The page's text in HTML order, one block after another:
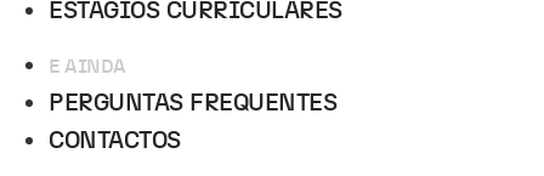
ESTÁGIOS CURRICULARES
E AINDA
PERGUNTAS FREQUENTES
CONTACTOS